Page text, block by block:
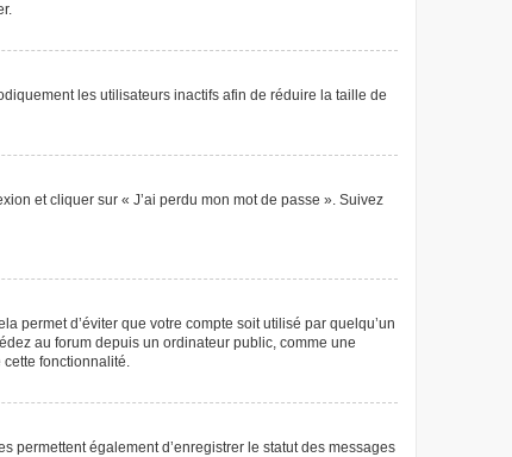
les utilisateurs inactifs afin de réduire la taille de
et cliquer sur « J’ai perdu mon mot de passe ». Suivez
permet d’éviter que votre compte soit utilisé par quelqu’un
au forum depuis un ordinateur public, comme une
cette fonctionnalité.
permettent également d’enregistrer le statut des messages